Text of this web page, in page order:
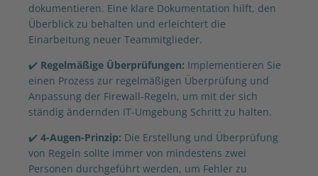
dokumentieren. Eine klare Dokumentation hilft, den
Überblick zu behalten und erleichtert die
Einarbeitung neuer Teammitglieder.
✔️ Regelmäßige Überprüfungen: Implementieren Sie
einen Prozess zur regelmäßigen Überprüfung und
Anpassung der Firewall-Regeln, um mit der sich
ständig ändernden IT-Umgebung Schritt zu halten.
✔️ 4-Augen-Prinzip: Die Erstellung und Überprüfung
von Regeln sollte immer von mindestens zwei
Personen durchgeführt werden, um Fehler zu